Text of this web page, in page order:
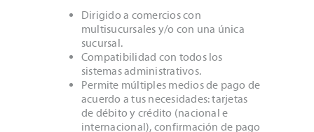
Dirigido a comercios con
multisucursales y/o con una única
sucursal.
Compatibilidad con todos los
sistemas administrativos.
Permite múltiples medios de pago de
acuerdo a tus necesidades: tarjetas
de débito y crédito (nacional e
internacional), confirmación de pago